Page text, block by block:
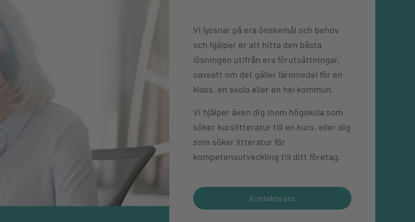
Vi lyssnar på era önskemål och behov
och hjälper er att hitta den bästa
lösningen utifrån era förutsättningar,
oavsett om det gäller läromedel för en
klass, en skola eller en hel kommun.
Vi hjälper även dig inom högskola som
söker kurslitteratur till en kurs, eller dig
som söker litteratur för
kompetensutveckling till ditt företag.
Kontakta oss